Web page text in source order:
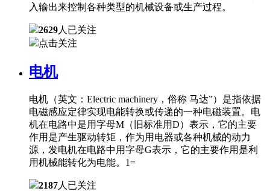
入输出来控制各种类型的机械设备或生产过程。
2629人已关注
点击关注
电机
电机（英文：Electric machinery，俗称 马达”）是指依据
电磁感应定律实现电能转换或传递的一种电磁装置。电
机在电路中是用字母M（旧标准用D）表示，它的主要
作用是产生驱动转矩，作为用电器或各种机械的动力
源，发电机在电路中用字母G表示，它的主要作用是利
用机械能转化为电能。1=
2187人已关注